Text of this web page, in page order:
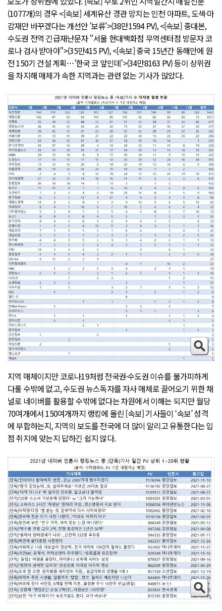
(1077개)의 경우 <[속보] 세계유산 경관 망치는 인천 아파트, 도색·마
감재만 바꾸겠다는 개선안 '보류'>(38만1594 PV), <[속보] 중대본,
수도권 전역 긴급재난문자 "서울 현대백화점 무역센터점 방문자 코
로나 검사 받아야">(35만415 PV), <[속보] 중국 15년간 동해안에 원
전 150기 건설 계획…'한국 코 앞인데'>(34만8163 PV) 등이 상위권
을 차지해 매체가 속한 지역과는 관련 없는 기사가 많았다.
지역 매체이지만 코로나19처럼 전국권·수도권 이슈를 불가피하게
다룰 수밖에 없고, 수도권 뉴스독자를 자사 매체로 끌어오기 위한 채
널로 네이버를 활용할 수밖에 없다는 차원에서 이해는 되지만 월당
70여개에서 150여개까지 랭킹에 올린 [속보] 기사들이 ‘속보’ 성격
에 부합하는지, 지역의 보도를 전국에 더 많이 알리고 유통한다는 입
점 취지에 맞는지 답하긴 쉽지 않다.